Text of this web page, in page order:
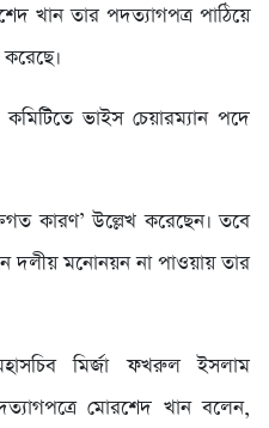
খান তার পদত্যাগপত্র পাঠিয়ে
কমিটিতে ভাইস চেয়ারম্যান পদে
কারণ’ উল্লেখ করেছেন। তবে
দলীয় মনোনয়ন না পাওয়ায় তার
মির্জা ফখরুল ইসলাম
মোরশেদ খান বলেন,